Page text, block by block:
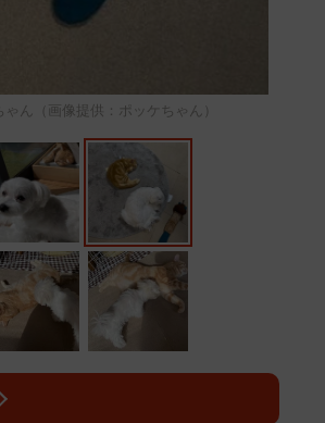
ん（画像提供：ポッケちゃん）